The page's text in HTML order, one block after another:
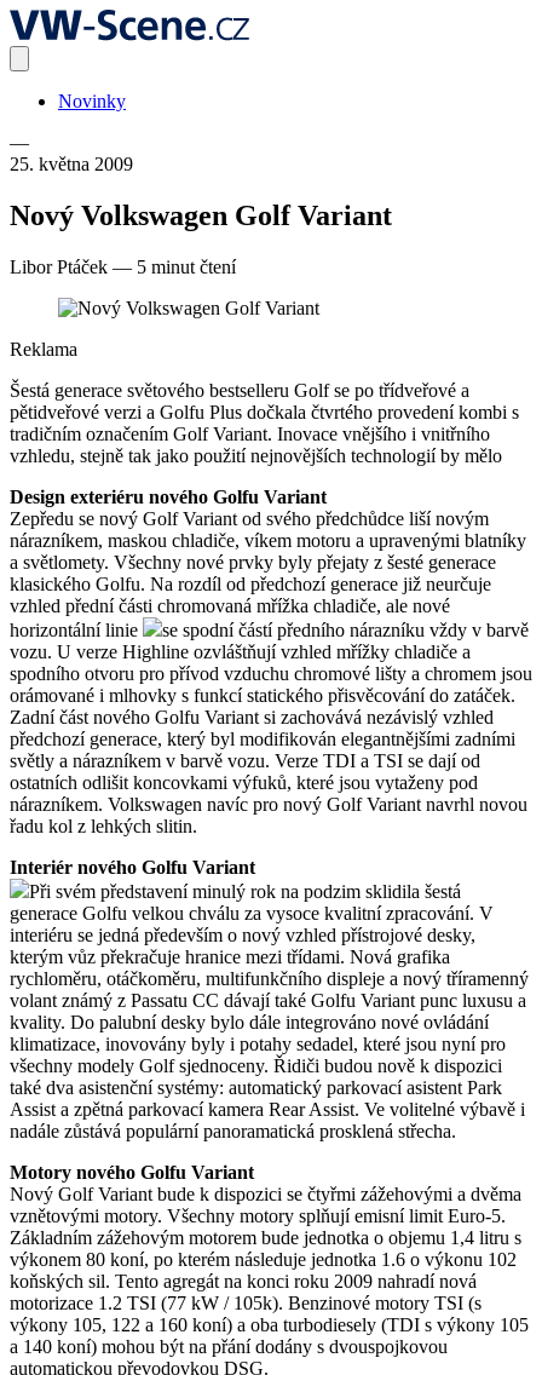
Novinky
—
25. května 2009
Nový Volkswagen Golf Variant
Libor Ptáček — 5 minut čtení
Reklama
Šestá generace světového bestselleru Golf se po třídveřové a
pětidveřové verzi a Golfu Plus dočkala čtvrtého provedení kombi s
tradičním označením Golf Variant. Inovace vnějšího i vnitřního
vzhledu, stejně tak jako použití nejnovějších technologií by mělo
Design exteriéru nového Golfu Variant
Zepředu se nový Golf Variant od svého předchůdce liší novým
nárazníkem, maskou chladiče, víkem motoru a upravenými blatníky
a světlomety. Všechny nové prvky byly přejaty z šesté generace
klasického Golfu. Na rozdíl od předchozí generace již neurčuje
vzhled přední části chromovaná mřížka chladiče, ale nové
horizontální linie
se spodní částí předního nárazníku vždy v barvě
vozu. U verze Highline ozvláštňují vzhled mřížky chladiče a
spodního otvoru pro přívod vzduchu chromové lišty a chromem jsou
orámované i mlhovky s funkcí statického přisvěcování do zatáček.
Zadní část nového Golfu Variant si zachovává nezávislý vzhled
předchozí generace, který byl modifikován elegantnějšími zadními
světly a nárazníkem v barvě vozu. Verze TDI a TSI se dají od
ostatních odlišit koncovkami výfuků, které jsou vytaženy pod
nárazníkem. Volkswagen navíc pro nový Golf Variant navrhl novou
řadu kol z lehkých slitin.
Interiér nového Golfu Variant
Při svém představení minulý rok na podzim sklidila šestá
generace Golfu velkou chválu za vysoce kvalitní zpracování. V
interiéru se jedná především o nový vzhled přístrojové desky,
kterým vůz překračuje hranice mezi třídami. Nová grafika
rychloměru, otáčkoměru, multifunkčního displeje a nový tříramenný
volant známý z Passatu CC dávají také Golfu Variant punc luxusu a
kvality. Do palubní desky bylo dále integrováno nové ovládání
klimatizace, inovovány byly i potahy sedadel, které jsou nyní pro
všechny modely Golf sjednoceny. Řidiči budou nově k dispozici
také dva asistenční systémy: automatický parkovací asistent Park
Assist a zpětná parkovací kamera Rear Assist. Ve volitelné výbavě i
nadále zůstává populární panoramatická prosklená střecha.
Motory nového Golfu Variant
Nový Golf Variant bude k dispozici se čtyřmi zážehovými a dvěma
vznětovými motory. Všechny motory splňují emisní limit Euro-5.
Základním zážehovým motorem bude jednotka o objemu 1,4 litru s
výkonem 80 koní, po kterém následuje jednotka 1.6 o výkonu 102
koňských sil. Tento agregát na konci roku 2009 nahradí nová
motorizace 1.2 TSI (77 kW / 105k). Benzinové motory TSI (s
výkony 105, 122 a 160 koní) a oba turbodiesely (TDI s výkony 105
a 140 koní) mohou být na přání dodány s dvouspojkovou
automatickou převodovkou DSG.